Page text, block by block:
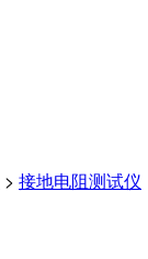
> 接地电阻测试仪